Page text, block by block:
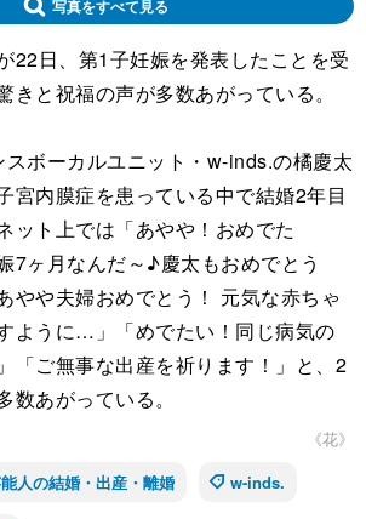
写真をすべて見る
22日、第1子妊娠を発表したことを受
きと祝福の声が多数あがっている。
ボーカルユニット・w-inds.の橘慶太
宮内膜症を患っている中で結婚2年目
ット上では「あやや！おめでた
7ヶ月なんだ～♪慶太もおめでとう
やや夫婦おめでとう！ 元気な赤ちゃ
ように…」「めでたい！同じ病気の
「ご無事な出産を祈ります！」と、2
数あがっている。
《花》
人の結婚・出産・離婚 w-inds.